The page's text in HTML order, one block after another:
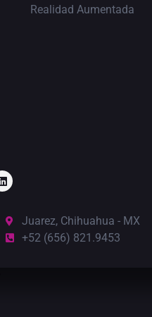
Realidad Aumentada
Juarez, Chihuahua - MX
+52 (656) 821.9453